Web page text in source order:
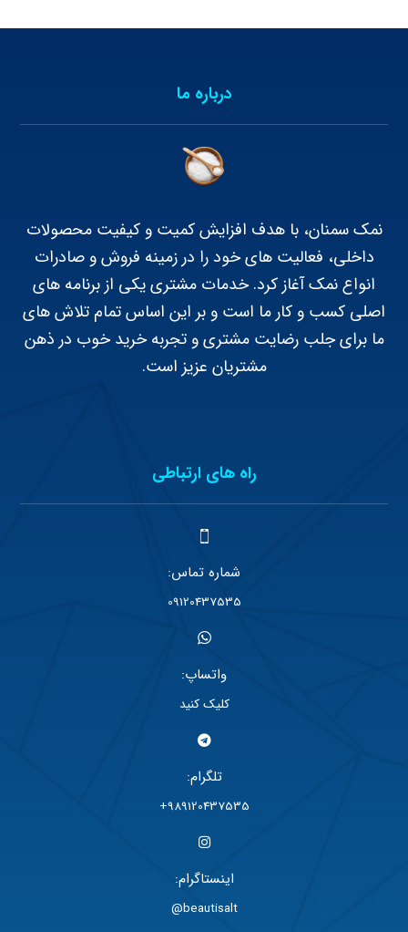
درباره ما
نمک سمنان، با هدف افزایش کمیت و کیفیت محصولات
داخلی، فعالیت های خود را در زمینه فروش و صادرات
انواع نمک آغاز کرد. خدمات مشتری یکی از برنامه های
اصلی کسب و کار ما است و بر این اساس تمام تلاش های
ما برای جلب رضایت مشتری و تجربه خرید خوب در ذهن
مشتریان عزیز است.
راه های ارتباطی
شماره تماس:
09120437535
واتساپ:
کلیک کنید
تلگرام:
989120437535+
اینستاگرام:
beautisalt@